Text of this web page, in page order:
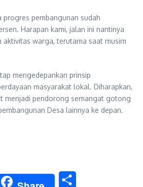
progres pembangunan sudah
Harapan kami, jalan ini nantinya
aktivitas warga, terutama saat musim
mengedepankan prinsip
masyarakat lokal. Diharapkan,
menjadi pendorong semangat gotong
Desa lainnya ke depan.